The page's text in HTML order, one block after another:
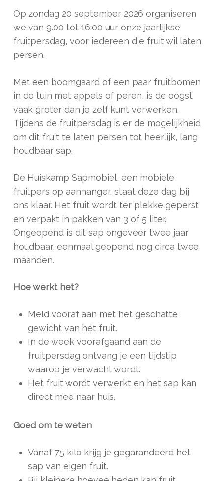
Op zondag 20 september 2026 organiseren
we van 9.00 tot 16:00 uur onze jaarlijkse
fruitpersdag, voor iedereen die fruit wil laten
persen.
Met een boomgaard of een paar fruitbomen
in de tuin met appels of peren, is de oogst
vaak groter dan je zelf kunt verwerken.
Tijdens de fruitpersdag is er de mogelijkheid
om dit fruit te laten persen tot heerlijk, lang
houdbaar sap.
De Huiskamp Sapmobiel, een mobiele
fruitpers op aanhanger, staat deze dag bij
ons klaar. Het fruit wordt ter plekke geperst
en verpakt in pakken van 3 of 5 liter.
Ongeopend is dit sap ongeveer twee jaar
houdbaar, eenmaal geopend nog circa twee
maanden.
Hoe werkt het?
Meld vooraf aan met het geschatte
gewicht van het fruit.
In de week voorafgaand aan de
fruitpersdag ontvang je een tijdstip
waarop je verwacht wordt.
Het fruit wordt verwerkt en het sap kan
direct mee naar huis.
Goed om te weten
Vanaf 75 kilo krijg je gegarandeerd het
sap van eigen fruit.